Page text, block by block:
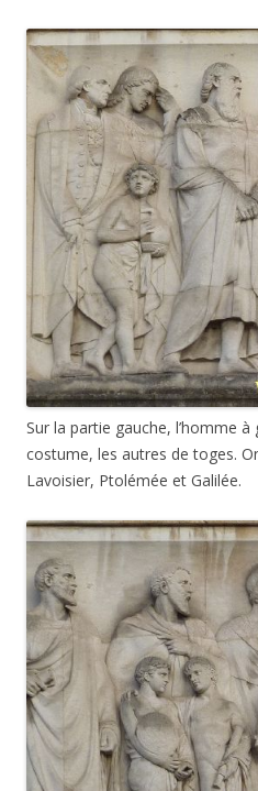
Sur la partie gauche, l’homme à
costume, les autres de toges.
Lavoisier, Ptolémée et Galilée.